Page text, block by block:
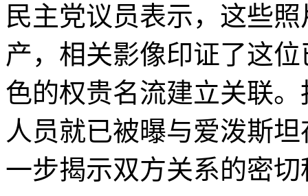
民主党议员表示，这些
产，相关影像印证了这
色的权贵名流建立关联
人员就已被曝与爱泼斯
一步揭示双方关系的密切